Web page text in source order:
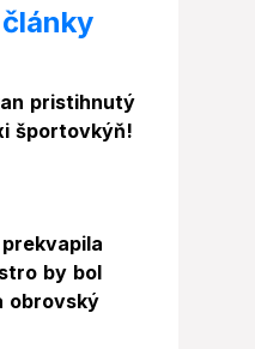
pristihnutý
športovkýň!
by bol
obrovský